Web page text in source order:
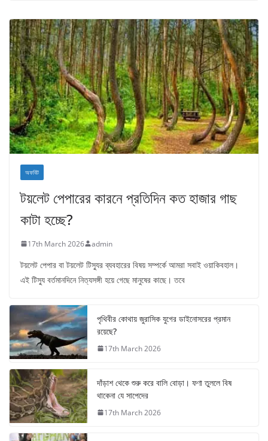
অফবিট
টয়লেট পেপারের কারনে প্রতিদিন কত হাজার গাছ
কাটা হচ্ছে?
17th March 2026 admin
টয়লেট পেপার বা টয়লেট টিস্যুর ব্যবহারের বিষয় সম্পর্কে আমরা সবাই ওয়াকিবহাল।
এই টিস্যু বর্তমানদিনে নিত্যসঙ্গী হয়ে গেছে মানুষের কাছে। তবে
পৃথিবীর কোথায় জুরাসিক যুগের ডাইনোসরের প্রমান
রয়েছে?
17th March 2026
দাঁড়াশ থেকে শুরু করে বালি বোড়া। ফণা তুললে বিষ
থাকেনা যে সাপেদের
17th March 2026